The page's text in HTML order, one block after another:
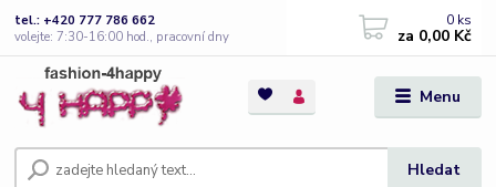
Menu
Hledat
tel.: +420 777 786 662
volejte: 7:30-16:00 hod., pracovní dny
0 ks
za 0,00 Kč